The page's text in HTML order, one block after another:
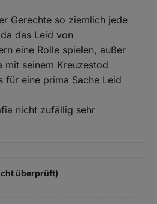
Gerechte so ziemlich jede
das Leid von
eine Rolle spielen, außer
mit seinem Kreuzestod
für eine prima Sache Leid
nicht zufällig sehr
überprüft)